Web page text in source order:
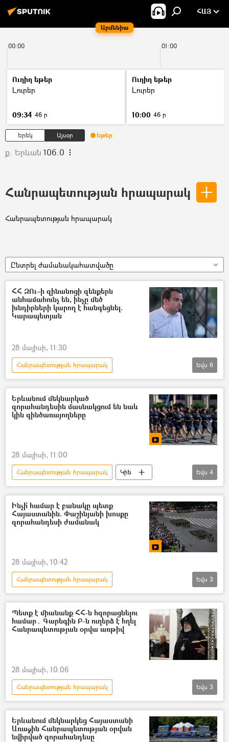
Արմենիա
ՀԱՅ
00:00 01:00
Ուղիղ եթեր
Լուրեր
09:34 46 ր
Ուղիղ եթեր
Լուրեր
10:00 46 ր
Երեկ Այսօր Եթեր
ք. Երևան 106.0
Հանրապետության հրապարակ
Հանրապետության հրապարակ
Ընտրել ժամանակահատվածը
ՀՀ ԶՈւ–ի զինանոցի զենքերն
անհամահունչ են, ինչը մեծ
խնդիրների կարող է հանգեցնել.
Կարապետյան
28 մայիսի, 11:30
Հանրապետության հրապարակ
Նարեկ Կարապետյան
Ընտրություններ
զորահանդես
Հայաստանի առաջին հանրապետություն
Եվս 6
Երևանում մեկնարկած
զորահանդեսին մասնակցում են նաև
կին զինծառայողները
28 մայիսի, 11:00
Հանրապետության հրապարակ
Կին
զորահանդես
1–ին հանրապետության օր
Տեսանյութեր
տեսանյութ
Եվս 4
Ինչի՞ համար է բանակը պետք
Հայաստանին. Փաշինյանի խոսքը
զորահանդեսի ժամանակ
28 մայիսի, 10:42
Հանրապետության հրապարակ
Նիկոլ Փաշինյան
զորահանդես
1–ին հանրապետության օր
Հայաստան
Եվս 3
Պետք է միանանք ՀՀ-ն հզորացնելու
համար․ Գարեգին Բ-ն ուղերձ է հղել
Հանրապետության օրվա առթիվ
28 մայիսի, 10:06
Հանրապետության հրապարակ
Ամենայն Հայոց կաթողիկոս Գարեգին Բ
Հայաստանի առաջին հանրապետություն
ուղերձ
Եվս 3
Երևանում մեկնարկեց Հայաստանի
Առաջին Հանրապետության օրվան
նվիրված զորահանդեսը